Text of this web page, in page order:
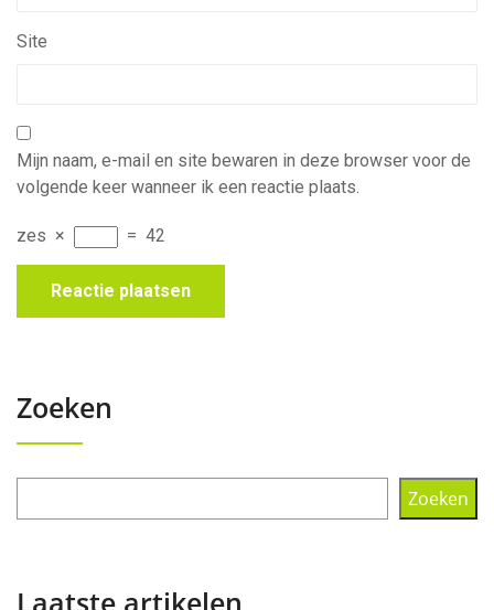
Site
Mijn naam, e-mail en site bewaren in deze browser voor de
volgende keer wanneer ik een reactie plaats.
zes × = 42
Zoeken
Zoeken
Laatste artikelen